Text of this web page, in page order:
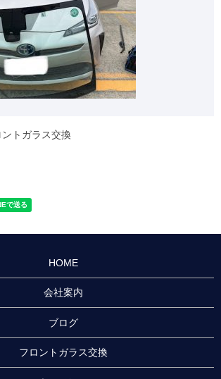
トガラス交換
HOME
会社案内
ブログ
フロントガラス交換